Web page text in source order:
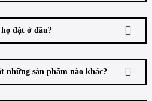
đặt ở đâu?
những sản phẩm nào khác?